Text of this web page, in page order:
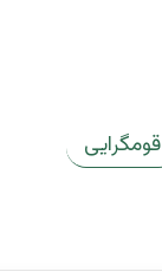
قومگرایی